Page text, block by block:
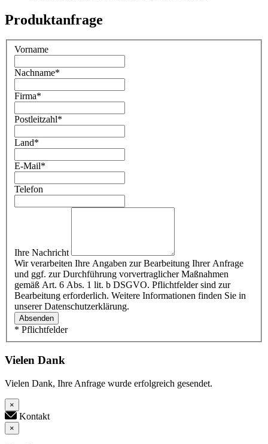
Produktanfrage
Vorname
Nachname*
Firma*
Postleitzahl*
Land*
E-Mail*
Telefon
Ihre Nachricht
Wir verarbeiten Ihre Angaben zur Bearbeitung Ihrer Anfrage
und ggf. zur Durchführung vorvertraglicher Maßnahmen
gemäß Art. 6 Abs. 1 lit. b DSGVO. Pflichtfelder sind zur
Bearbeitung erforderlich. Weitere Informationen finden Sie in
unserer Datenschutzerklärung.
Absenden
* Pflichtfelder
Vielen Dank
Vielen Dank, Ihre Anfrage wurde erfolgreich gesendet.
×
Kontakt
×